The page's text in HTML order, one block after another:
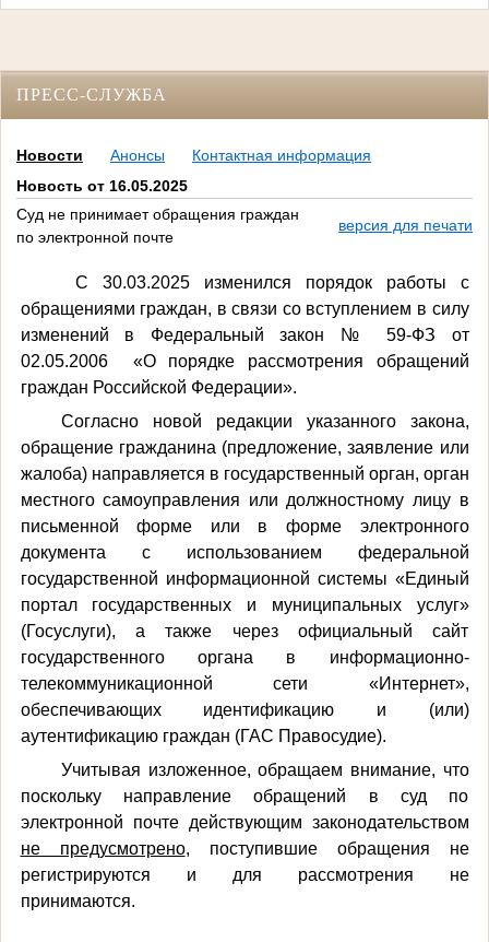
ПРЕСС-СЛУЖБА
Новости Анонсы
Контактная информация
Новость от 16.05.2025
Суд не принимает обращения граждан
по электронной почте
версия для печати
С 30.03.2025 изменился порядок работы с
обращениями граждан, в связи со вступлением в силу
изменений в Федеральный закон № 59-ФЗ от
02.05.2006
«О порядке рассмотрения обращений
граждан Российской Федерации».
Согласно новой редакции указанного закона,
обращение гражданина (предложение, заявление или
жалоба) направляется в государственный орган, орган
местного самоуправления или должностному лицу в
письменной форме или в форме электронного
документа с использованием федеральной
государственной информационной системы «Единый
портал государственных и муниципальных услуг»
(Госуслуги), а также через официальный сайт
государственного органа в информационно-
телекоммуникационной сети «Интернет»,
обеспечивающих идентификацию и (или)
аутентификацию граждан (ГАС Правосудие).
Учитывая изложенное, обращаем внимание, что
поскольку направление обращений в суд по
электронной почте действующим законодательством
не предусмотрено, поступившие обращения не
регистрируются и для рассмотрения не
принимаются.